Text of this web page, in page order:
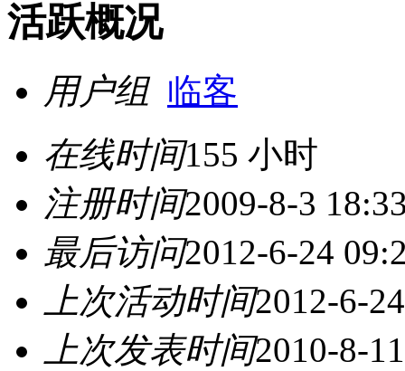
活跃概况
用户组 临客
在线时间155 小时
注册时间2009-8-3
最后访问2012-6-24
上次活动时间2012-6-
上次发表时间2010-8-